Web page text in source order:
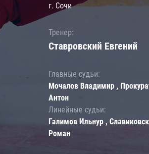
г. Сочи
Тренер:
Ставровский Евгений
Главные судьи:
Мочалов Владимир ,
Антон
Линейные судьи:
Галимов Ильнур ,
Роман